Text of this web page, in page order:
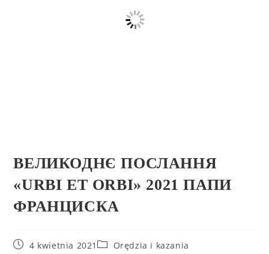
ВЕЛИКОДНЄ ПОСЛАННЯ
«URBI ET ORBI» 2021 ПАПИ
ФРАНЦИСКА
4 kwietnia 2021
Orędzia i kazania